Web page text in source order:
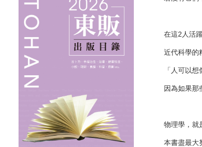
在這2人活
近代科學的
「人可以
因為如果那
物理學，就
本書盡最大